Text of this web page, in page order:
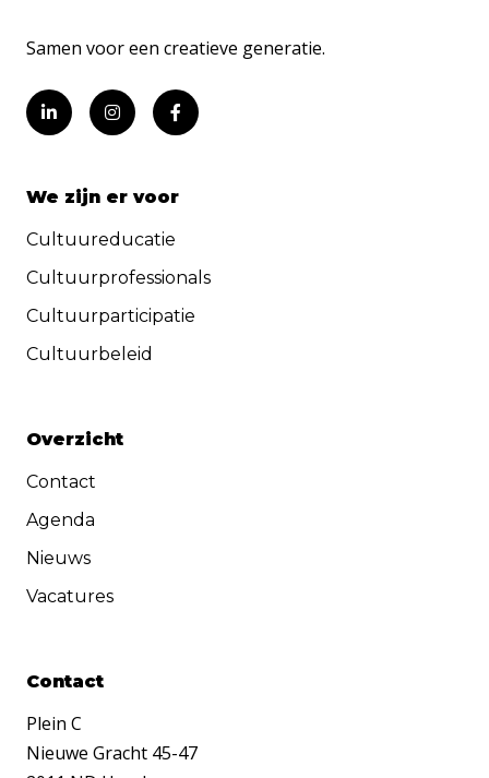
Samen voor een creatieve generatie.
We zijn er voor
Cultuureducatie
Cultuurprofessionals
Cultuurparticipatie
Cultuurbeleid
Overzicht
Contact
Agenda
Nieuws
Vacatures
Contact
Plein C
Nieuwe Gracht 45-47